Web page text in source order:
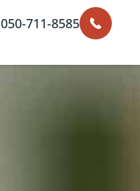
050-711-8585